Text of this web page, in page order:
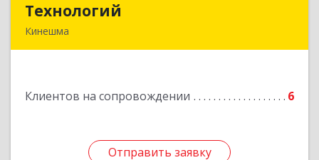
Технологий
Кинешма
Клиентов на сопровождении 6
Отправить заявку
Подробнее
Отправить заявку